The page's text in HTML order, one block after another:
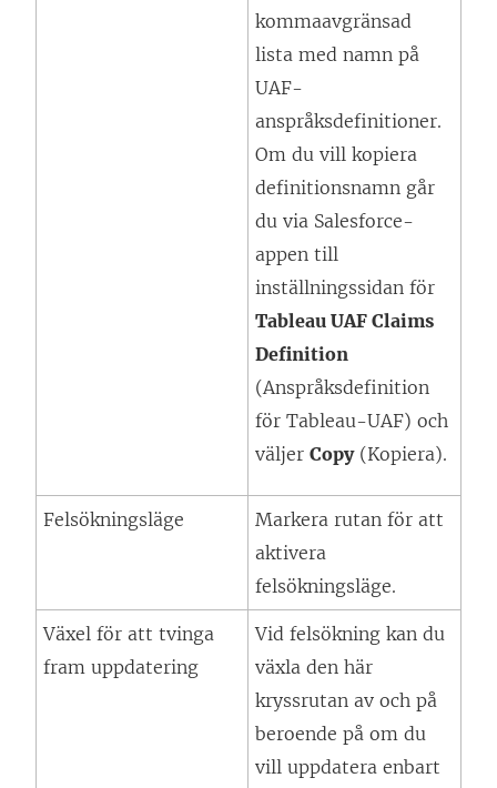
kommaavgränsad
lista med namn på
UAF-
anspråksdefinitioner.
Om du vill kopiera
definitionsnamn går
du via Salesforce-
appen till
inställningssidan för
Tableau UAF Claims
Definition
(Anspråksdefinition
för Tableau-UAF) och
väljer Copy(Kopiera).
Felsökningsläge
Markera rutan för att
aktivera
felsökningsläge.
Växel för att tvinga
fram uppdatering
Vid felsökning kan du
växla den här
kryssrutan av och på
beroende på om du
vill uppdatera enbart